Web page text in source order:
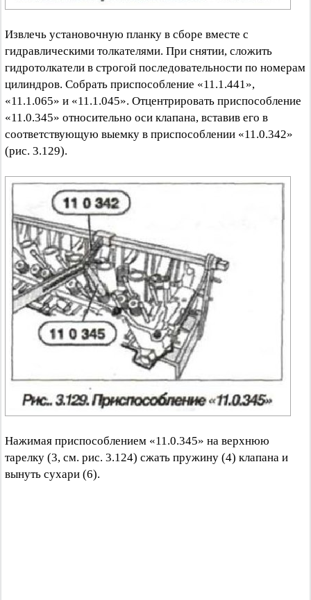
Извлечь установочную планку в сборе вместе с
гидравлическими толкателями. При снятии, сложить
гидротолкатели в строгой последовательности по номерам
цилиндров. Собрать приспособление «11.1.441»,
«11.1.065» и «11.1.045». Отцентрировать приспособление
«11.0.345» относительно оси клапана, вставив его в
соответствующую выемку в приспособлении «11.0.342»
(рис. 3.129).
Нажимая приспособлением «11.0.345» на верхнюю
тарелку (3, см. рис. 3.124) сжать пружину (4) клапана и
вынуть сухари (6).